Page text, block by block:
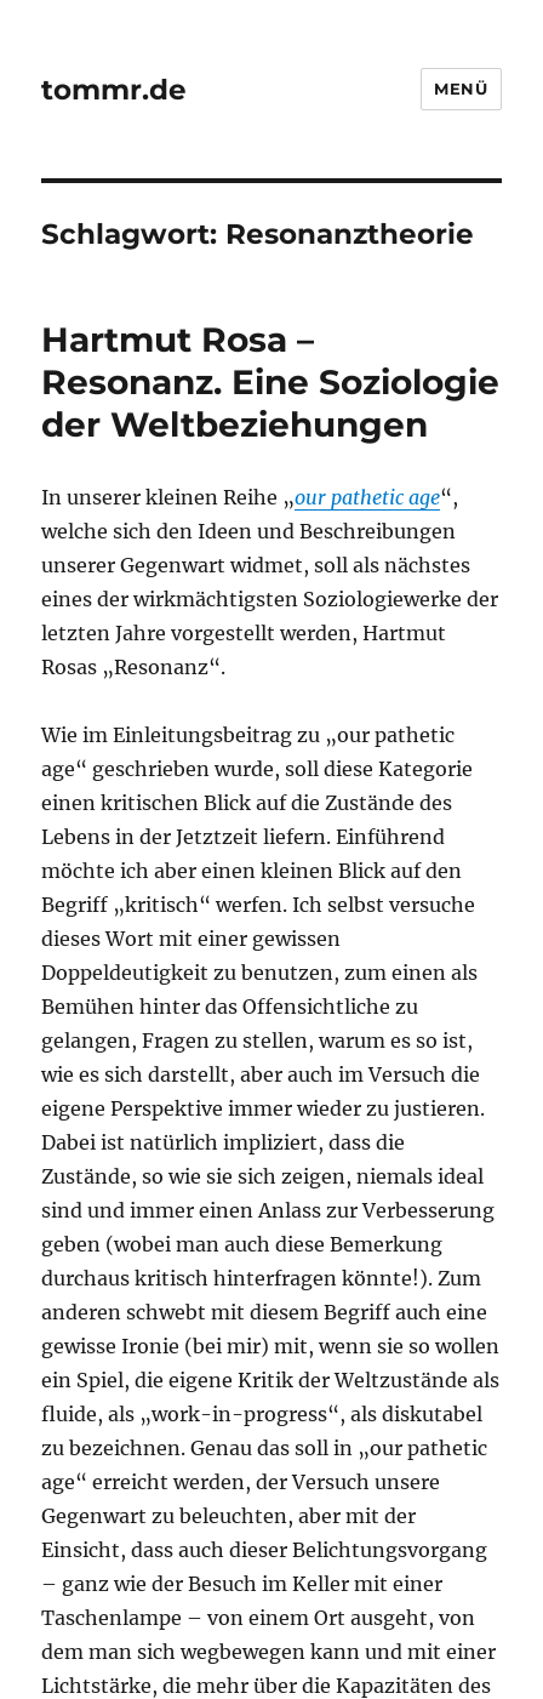
tommr.de MENÜ
Schlagwort: Resonanztheorie
Hartmut Rosa –
Resonanz. Eine Soziologie
der Weltbeziehungen
In unserer kleinen Reihe „our pathetic age“,
welche sich den Ideen und Beschreibungen
unserer Gegenwart widmet, soll als nächstes
eines der wirkmächtigsten Soziologiewerke der
letzten Jahre vorgestellt werden, Hartmut
Rosas „Resonanz“.
Wie im Einleitungsbeitrag zu „our pathetic
age“ geschrieben wurde, soll diese Kategorie
einen kritischen Blick auf die Zustände des
Lebens in der Jetztzeit liefern. Einführend
möchte ich aber einen kleinen Blick auf den
Begriff „kritisch“ werfen. Ich selbst versuche
dieses Wort mit einer gewissen
Doppeldeutigkeit zu benutzen, zum einen als
Bemühen hinter das Offensichtliche zu
gelangen, Fragen zu stellen, warum es so ist,
wie es sich darstellt, aber auch im Versuch die
eigene Perspektive immer wieder zu justieren.
Dabei ist natürlich impliziert, dass die
Zustände, so wie sie sich zeigen, niemals ideal
sind und immer einen Anlass zur Verbesserung
geben (wobei man auch diese Bemerkung
durchaus kritisch hinterfragen könnte!). Zum
anderen schwebt mit diesem Begriff auch eine
gewisse Ironie (bei mir) mit, wenn sie so wollen
ein Spiel, die eigene Kritik der Weltzustände als
fluide, als „work-in-progress“, als diskutabel
zu bezeichnen. Genau das soll in „our pathetic
age“ erreicht werden, der Versuch unsere
Gegenwart zu beleuchten, aber mit der
Einsicht, dass auch dieser Belichtungsvorgang
– ganz wie der Besuch im Keller mit einer
Taschenlampe – von einem Ort ausgeht, von
dem man sich wegbewegen kann und mit einer
Lichtstärke, die mehr über die Kapazitäten des